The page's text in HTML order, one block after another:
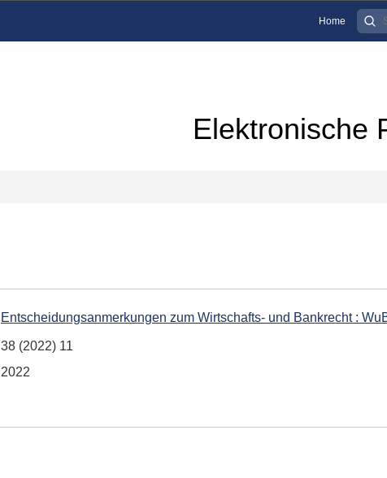
Home
Elektronische
Entscheidungsanmerkungen zum Wirtschafts- und Bankrecht :
38 (2022) 11
2022